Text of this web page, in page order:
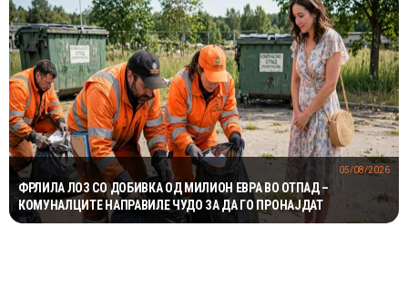
ФРЛИЛА ЛОЗ СО ДОБИВКА ОД МИЛИОН ЕВРА ВО ОТПАД –
КОМУНАЛЦИТЕ НАПРАВИЛЕ ЧУДО ЗА ДА ГО ПРОНАЈДАТ
05/08/2026